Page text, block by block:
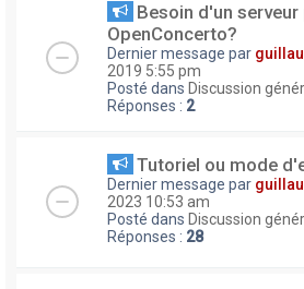
Besoin d'un
OpenConcerto?
Dernier message par
2019 5:55 pm
Posté dans Discussion
Réponses : 2
Tutoriel ou mode
Dernier message par
2023 10:53 am
Posté dans Discussion
Réponses : 28